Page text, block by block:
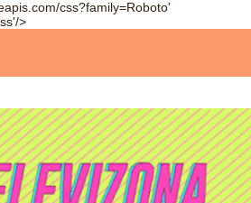
css?family=Roboto'
>